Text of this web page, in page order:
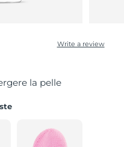
Write a review
la pelle